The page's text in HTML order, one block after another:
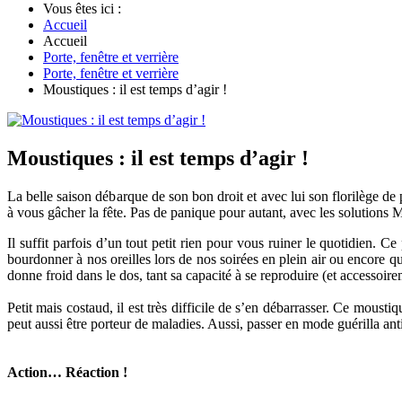
Vous êtes ici :
Accueil
Accueil
Porte, fenêtre et verrière
Porte, fenêtre et verrière
Moustiques : il est temps d’agir !
Moustiques : il est temps d’agir !
La belle saison débarque de son bon droit et avec lui son florilège
à vous gâcher la fête. Pas de panique pour autant, avec les
Il suffit parfois d’un tout petit rien pour vous ruiner le quotidien. Ce
bourdonner à nos oreilles lors de nos soirées en plein air ou encore
donne froid dans le dos, tant sa capacité à se reproduire (et
Petit mais costaud, il est très difficile de s’en débarrasser. Ce
peut aussi être porteur de maladies. Aussi, passer en mode guérilla
Action… Réaction !